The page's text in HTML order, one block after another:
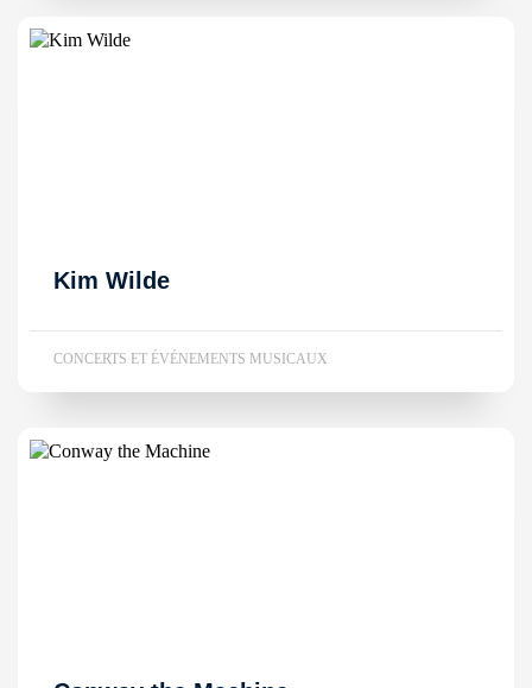
Kim Wilde
CONCERTS ET ÉVÉNEMENTS MUSICAUX